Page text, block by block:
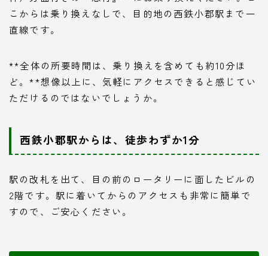
こからは乗り換えなしで、目的地の西鉄小郡駅まで一
直線です。
**全体の所要時間は、乗り換えを含めても約10分ほ
ど。**想像以上に、気軽にアクセスできると感じてい
ただけるのではないでしょうか。
西鉄小郡駅からは、徒歩わずか1分
駅の改札を出て、目の前のロータリーに面したビルの
2階です。駅に着いてからのアクセスも非常に簡単で
すので、ご安心ください。